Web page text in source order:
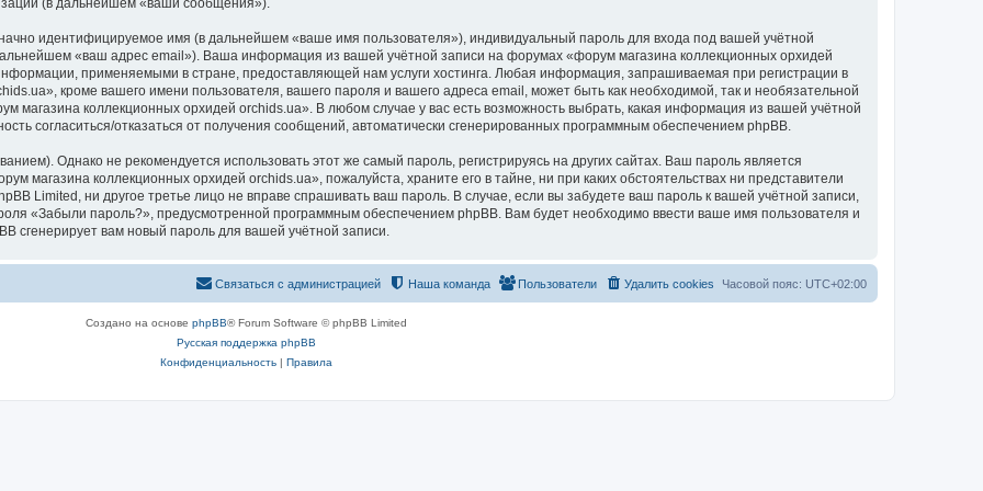
(в дальнейшем «ваши сообщения»).
идентифицируемое имя (в дальнейшем «ваше имя пользователя»), индивидуальный пароль для входа под вашей учётной
«ваш адрес email»). Ваша информация из вашей учётной записи на форумах «форум магазина коллекционных орхидей
применяемыми в стране, предоставляющей нам услуги хостинга. Любая информация, запрашиваемая при регистрации в
кроме вашего имени пользователя, вашего пароля и вашего адреса email, может быть как необходимой, так и необязательной
магазина коллекционных орхидей orchids.ua». В любом случае у вас есть возможность выбрать, какая информация из вашей учётной
согласиться/отказаться от получения сообщений, автоматически сгенерированных программным обеспечением phpBB.
Однако не рекомендуется использовать этот же самый пароль, регистрируясь на других сайтах. Ваш пароль является
магазина коллекционных орхидей orchids.ua», пожалуйста, храните его в тайне, ни при каких обстоятельствах ни представители
Limited, ни другое третье лицо не вправе спрашивать ваш пароль. В случае, если вы забудете ваш пароль к вашей учётной записи,
«Забыли пароль?», предусмотренной программным обеспечением phpBB. Вам будет необходимо ввести ваше имя пользователя и
сгенерирует вам новый пароль для вашей учётной записи.
Часовой пояс: UTC+02:00
Удалить cookies
Пользователи
Наша команда
Связаться с администрацией
Создано на основе phpBB® Forum Software © phpBB Limited
Русская поддержка phpBB
Конфиденциальность| Правила